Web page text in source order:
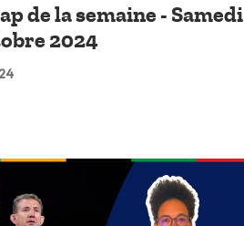
de la semaine - Samedi
2024
tard